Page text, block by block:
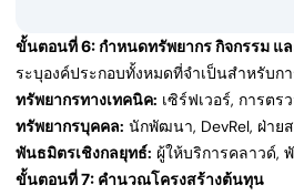
ขั้นตอนที่ 6: กำหนดทรัพยากร กิจกรรม แ
ระบุองค์ประกอบทั้งหมดที่จำเป็นสำหรับก
ทรัพยากรทางเทคนิค: เซิร์ฟเวอร์, การต
ทรัพยากรบุคคล: นักพัฒนา, DevRel, ฝ่า
พันธมิตรเชิงกลยุทธ์: ผู้ให้บริการคลาวด์,
ขั้นตอนที่ 7: คำนวณโครงสร้างต้นทุน